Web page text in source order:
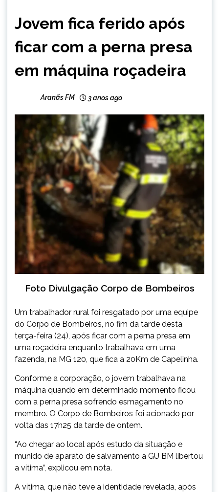
NOTÍCIAS
Jovem fica ferido após
ficar com a perna presa
em máquina roçadeira
Aranãs FM 3 anos ago
Foto Divulgação Corpo de Bombeiros
Um trabalhador rural foi resgatado por uma equipe
do Corpo de Bombeiros, no fim da tarde desta
terça-feira (24), após ficar com a perna presa em
uma roçadeira enquanto trabalhava em uma
fazenda, na MG 120, que fica a 20Km de Capelinha.
Conforme a corporação, o jovem trabalhava na
máquina quando em determinado momento ficou
com a perna presa sofrendo esmagamento no
membro. O Corpo de Bombeiros foi acionado por
volta das 17h25 da tarde de ontem.
“Ao chegar ao local após estudo da situação e
munido de aparato de salvamento a GU BM libertou
a vítima”, explicou em nota.
A vítima, que não teve a identidade revelada, após